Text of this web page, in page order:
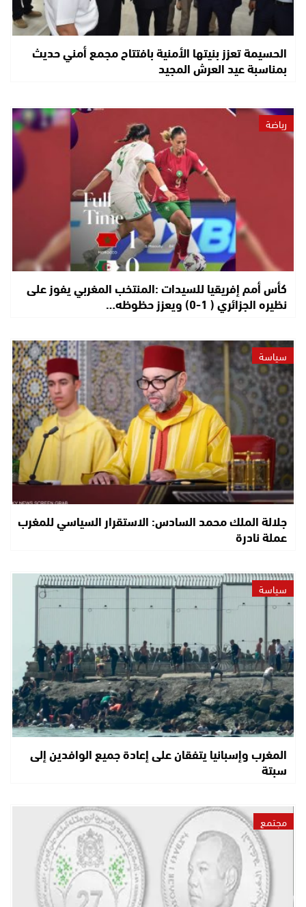
الحسيمة تعزز بنيتها الأمنية بافتتاح مجمع أمني حديث
بمناسبة عيد العرش المجيد
رياضة
كأس أمم إفريقيا للسيدات :المنتخب المغربي يفوز على
نظيره الجزائري ( 1-0) ويعزز حظوظه…
سياسة
جلالة الملك محمد السادس: الاستقرار السياسي للمغرب
عملة نادرة
سياسة
المغرب وإسبانيا يتفقان على إعادة جميع الوافدين إلى
سبتة
مجتمع